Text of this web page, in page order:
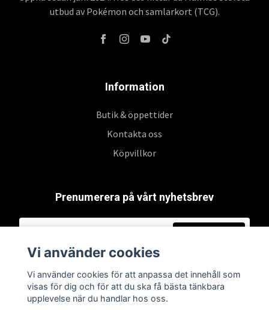
utbud av Pokémon och samlarkort (TCG).
Information
Butik & öppettider
Kontakta oss
Köpvillkor
Prenumerera på vårt nyhetsbrev
Vi använder cookies
Vi använder cookies för att anpassa det innehåll som
visas för dig och för att du ska få bästa tänkbara
upplevelse när du handlar hos oss.